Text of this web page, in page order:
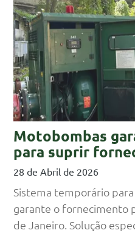
Motobombas
para suprir
28 de Abril de 2026
Sistema temporário
garante o fornecimento
de Janeiro. Solução